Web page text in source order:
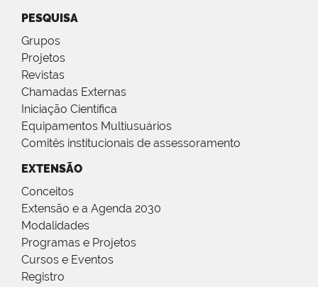
PESQUISA
Grupos
Projetos
Revistas
Chamadas Externas
Iniciação Científica
Equipamentos Multiusuários
Comitês institucionais de assessoramento
EXTENSÃO
Conceitos
Extensão e a Agenda 2030
Modalidades
Programas e Projetos
Cursos e Eventos
Registro